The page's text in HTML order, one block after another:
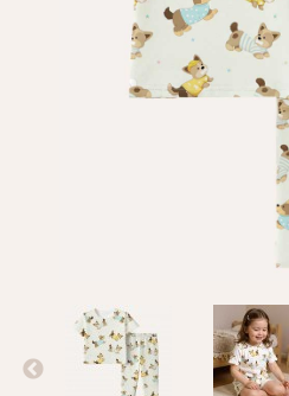
Оплата і
Програма
Оптовим
+380